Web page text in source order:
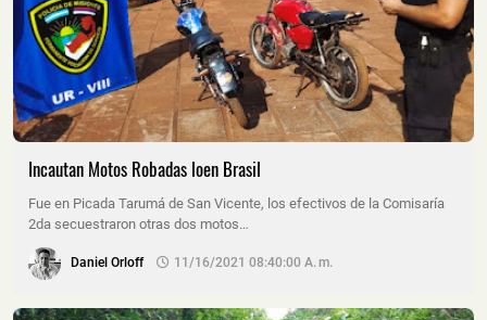
Incautan Motos Robadas loen Brasil
Fue en Picada Tarumá de San Vicente, los efectivos de la Comisaría
2da secuestraron otras dos motos…
Daniel Orloff 11/16/2021 08:40:00 A. M.